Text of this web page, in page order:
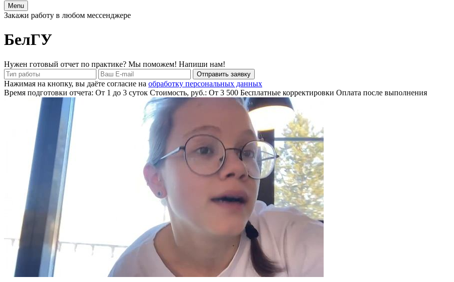
Menu
Закажи работу в любом мессенджере
БелГУ
Нужен готовый отчет по практике? Мы поможем! Напиши нам!
Отправить заявку
Нажимая на кнопку, вы даёте согласие на обработку персональных данных
Время подготовки отчета: От 1 до 3 суток Стоимость, руб.: От 3 500 Бесплатные корректировки Оплата после выполнения